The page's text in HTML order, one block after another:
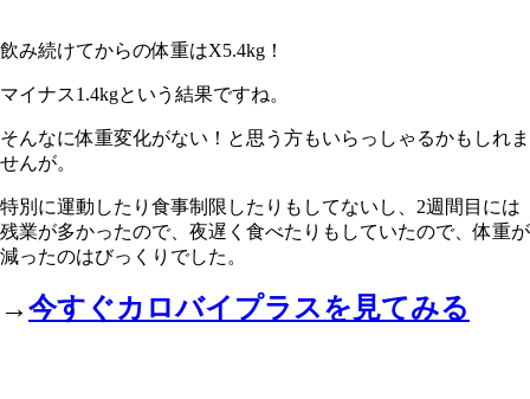
飲み続けてからの体重はX5.4kg ！
マイナス1.4kgという結果ですね。
そんなに体重変化がない！と思う方もいらっしゃるかもしれま
せんが。
特別に運動したり食事制限したりもしてないし、 2週間目には
残業が多かったので、夜遅く食べたりもしていたので、体重が
減ったのはびっくりでした。
→今すぐカロバイプラスを見てみる